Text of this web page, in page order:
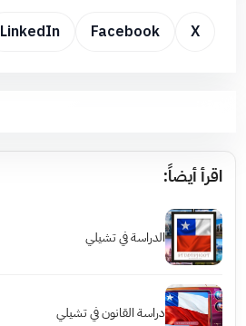
X
Facebook
LinkedIn
اقرأ أيضاً:
الدراسة في تشيلي
دراسة القانون في تشيلي